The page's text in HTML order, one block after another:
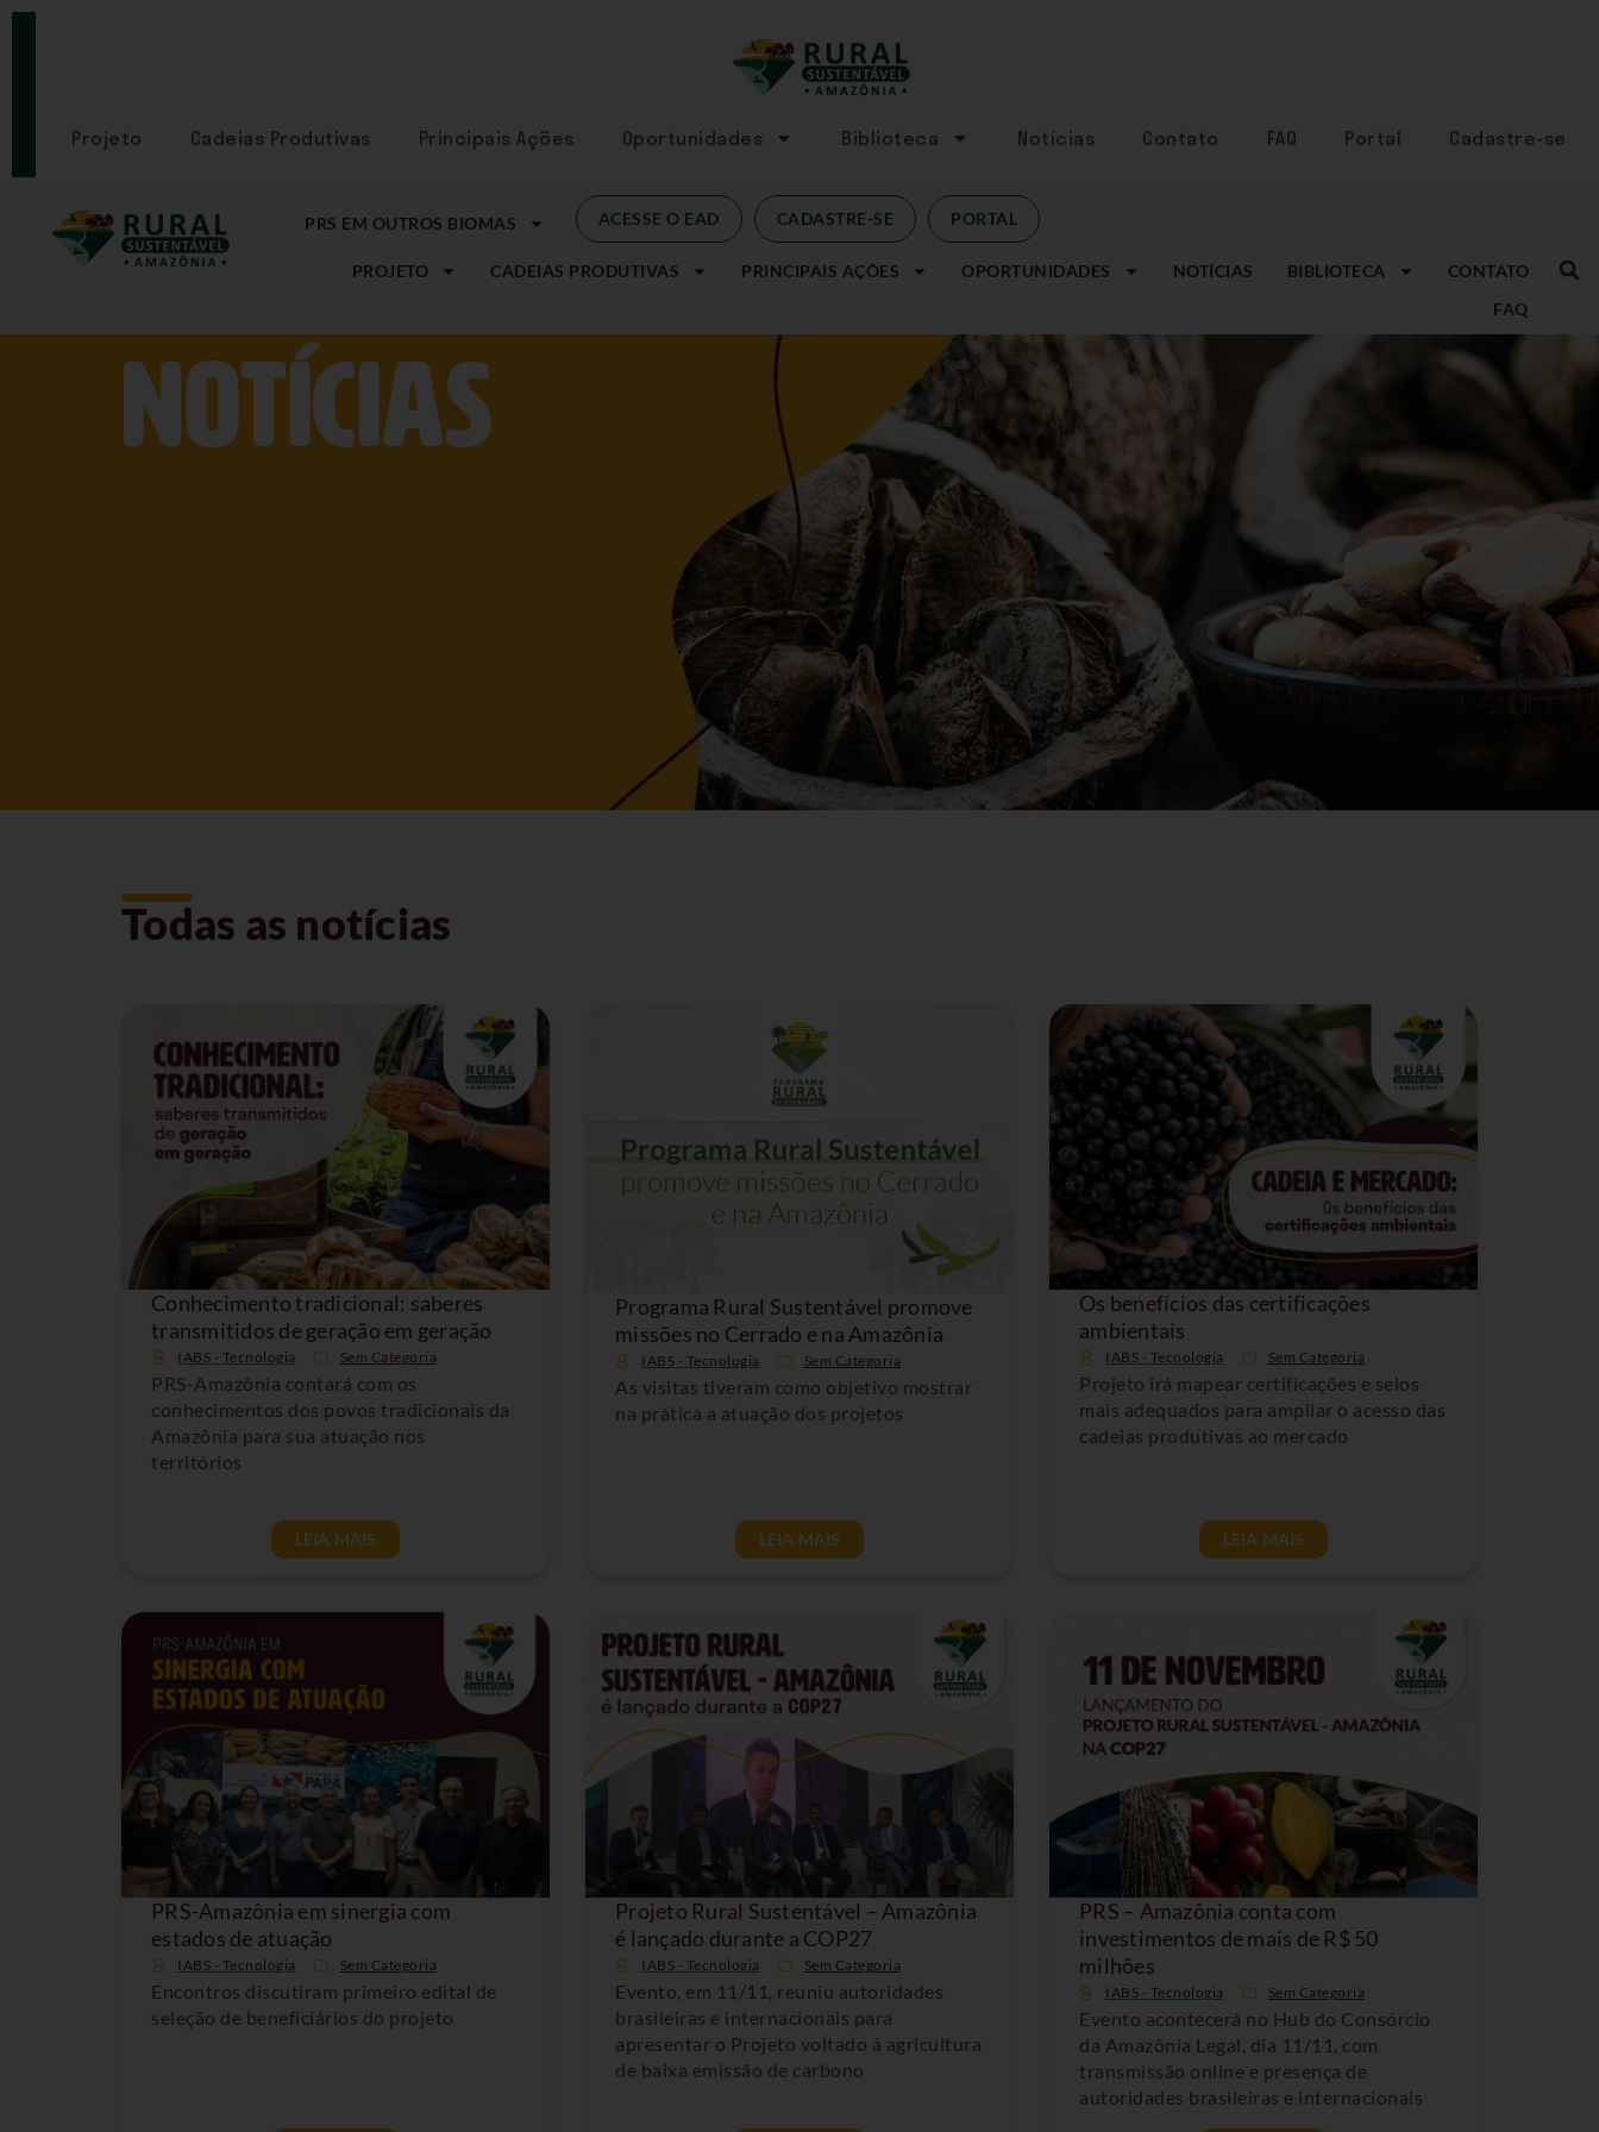
SE
Projeto Cadeias Produtivas Principais Ações Oportunidades Biblioteca Notícias Contato FAQ Portal Cadastre-se
PRS EM OUTROS BIOMAS ACESSE O EAD CADASTRE-SE PORTAL
PROJETO CADEIAS PRODUTIVAS PRINCIPAIS AÇÕES OPORTUNIDADES NOTÍCIAS BIBLIOTECA
CONTATO
FAQ
NOtícias
Todas as notícias
Conhecimento tradicional: saberes
transmitidos de geração em geração
IABS - Tecnologia Sem Categoria
PRS-Amazônia contará com os
conhecimentos dos povos tradicionais da
Amazônia para sua atuação nos
territórios
LEIA MAIS
Programa Rural Sustentável promove
missões no Cerrado e na Amazônia
IABS - Tecnologia Sem Categoria
As visitas tiveram como objetivo mostrar
na prática a atuação dos projetos
LEIA MAIS
Os benefícios das certificações
ambientais
IABS - Tecnologia Sem Categoria
Projeto irá mapear certificações e selos
mais adequados para ampliar o acesso das
cadeias produtivas ao mercado
LEIA MAIS
PRS-Amazônia em sinergia com
estados de atuação
IABS - Tecnologia Sem Categoria
Encontros discutiram primeiro edital de
seleção de beneficiários do projeto
Projeto Rural Sustentável – Amazônia
é lançado durante a COP27
IABS - Tecnologia Sem Categoria
Evento, em 11/11, reuniu autoridades
brasileiras e internacionais para
apresentar o Projeto voltado à agricultura
de baixa emissão de carbono
PRS – Amazônia conta com
investimentos de mais de R$ 50
milhões
IABS - Tecnologia Sem Categoria
Evento acontecerá no Hub do Consórcio
da Amazônia Legal, dia 11/11, com
transmissão online e presença de
autoridades brasileiras e internacionais